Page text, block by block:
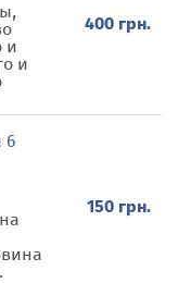
и
и
400 грн.
6
150 грн.